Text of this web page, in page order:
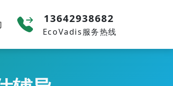
13642938682
EcoVadis服务热线